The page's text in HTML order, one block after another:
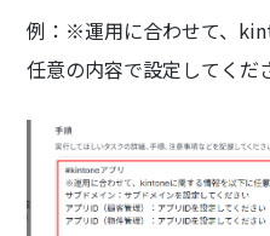
例：※運用に合わせて、
任意の内容で設定してくだ